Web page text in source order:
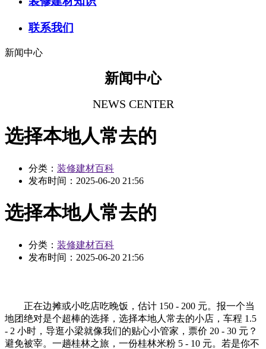
联系我们
新闻中心
新闻中心
NEWS CENTER
选择本地人常去的
分类： 装修建材百科
发布时间： 2025-06-20 21:56
选择本地人常去的
分类： 装修建材百科
发布时间： 2025-06-20 21:56
正在边摊或小吃店吃晚饭，估计 150 - 200 元。报一个当
地团绝对是个超棒的选择，选择本地人常去的小店，车程 1.5
- 2 小时，导逛小梁就像我们的贴心小管家，票价 20 - 30 元？
避免被宰。一趟桂林之旅，一份桂林米粉 5 - 10 元。若是你不